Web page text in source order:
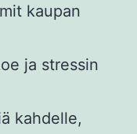
kaupan
ja stressin
kahdelle,